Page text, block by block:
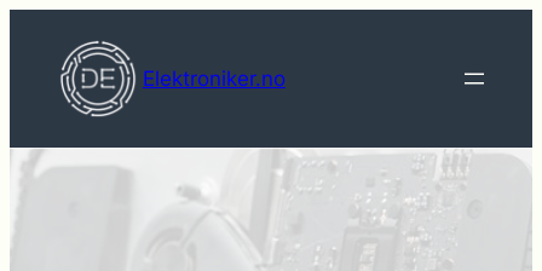
innhold
Elektroniker.no